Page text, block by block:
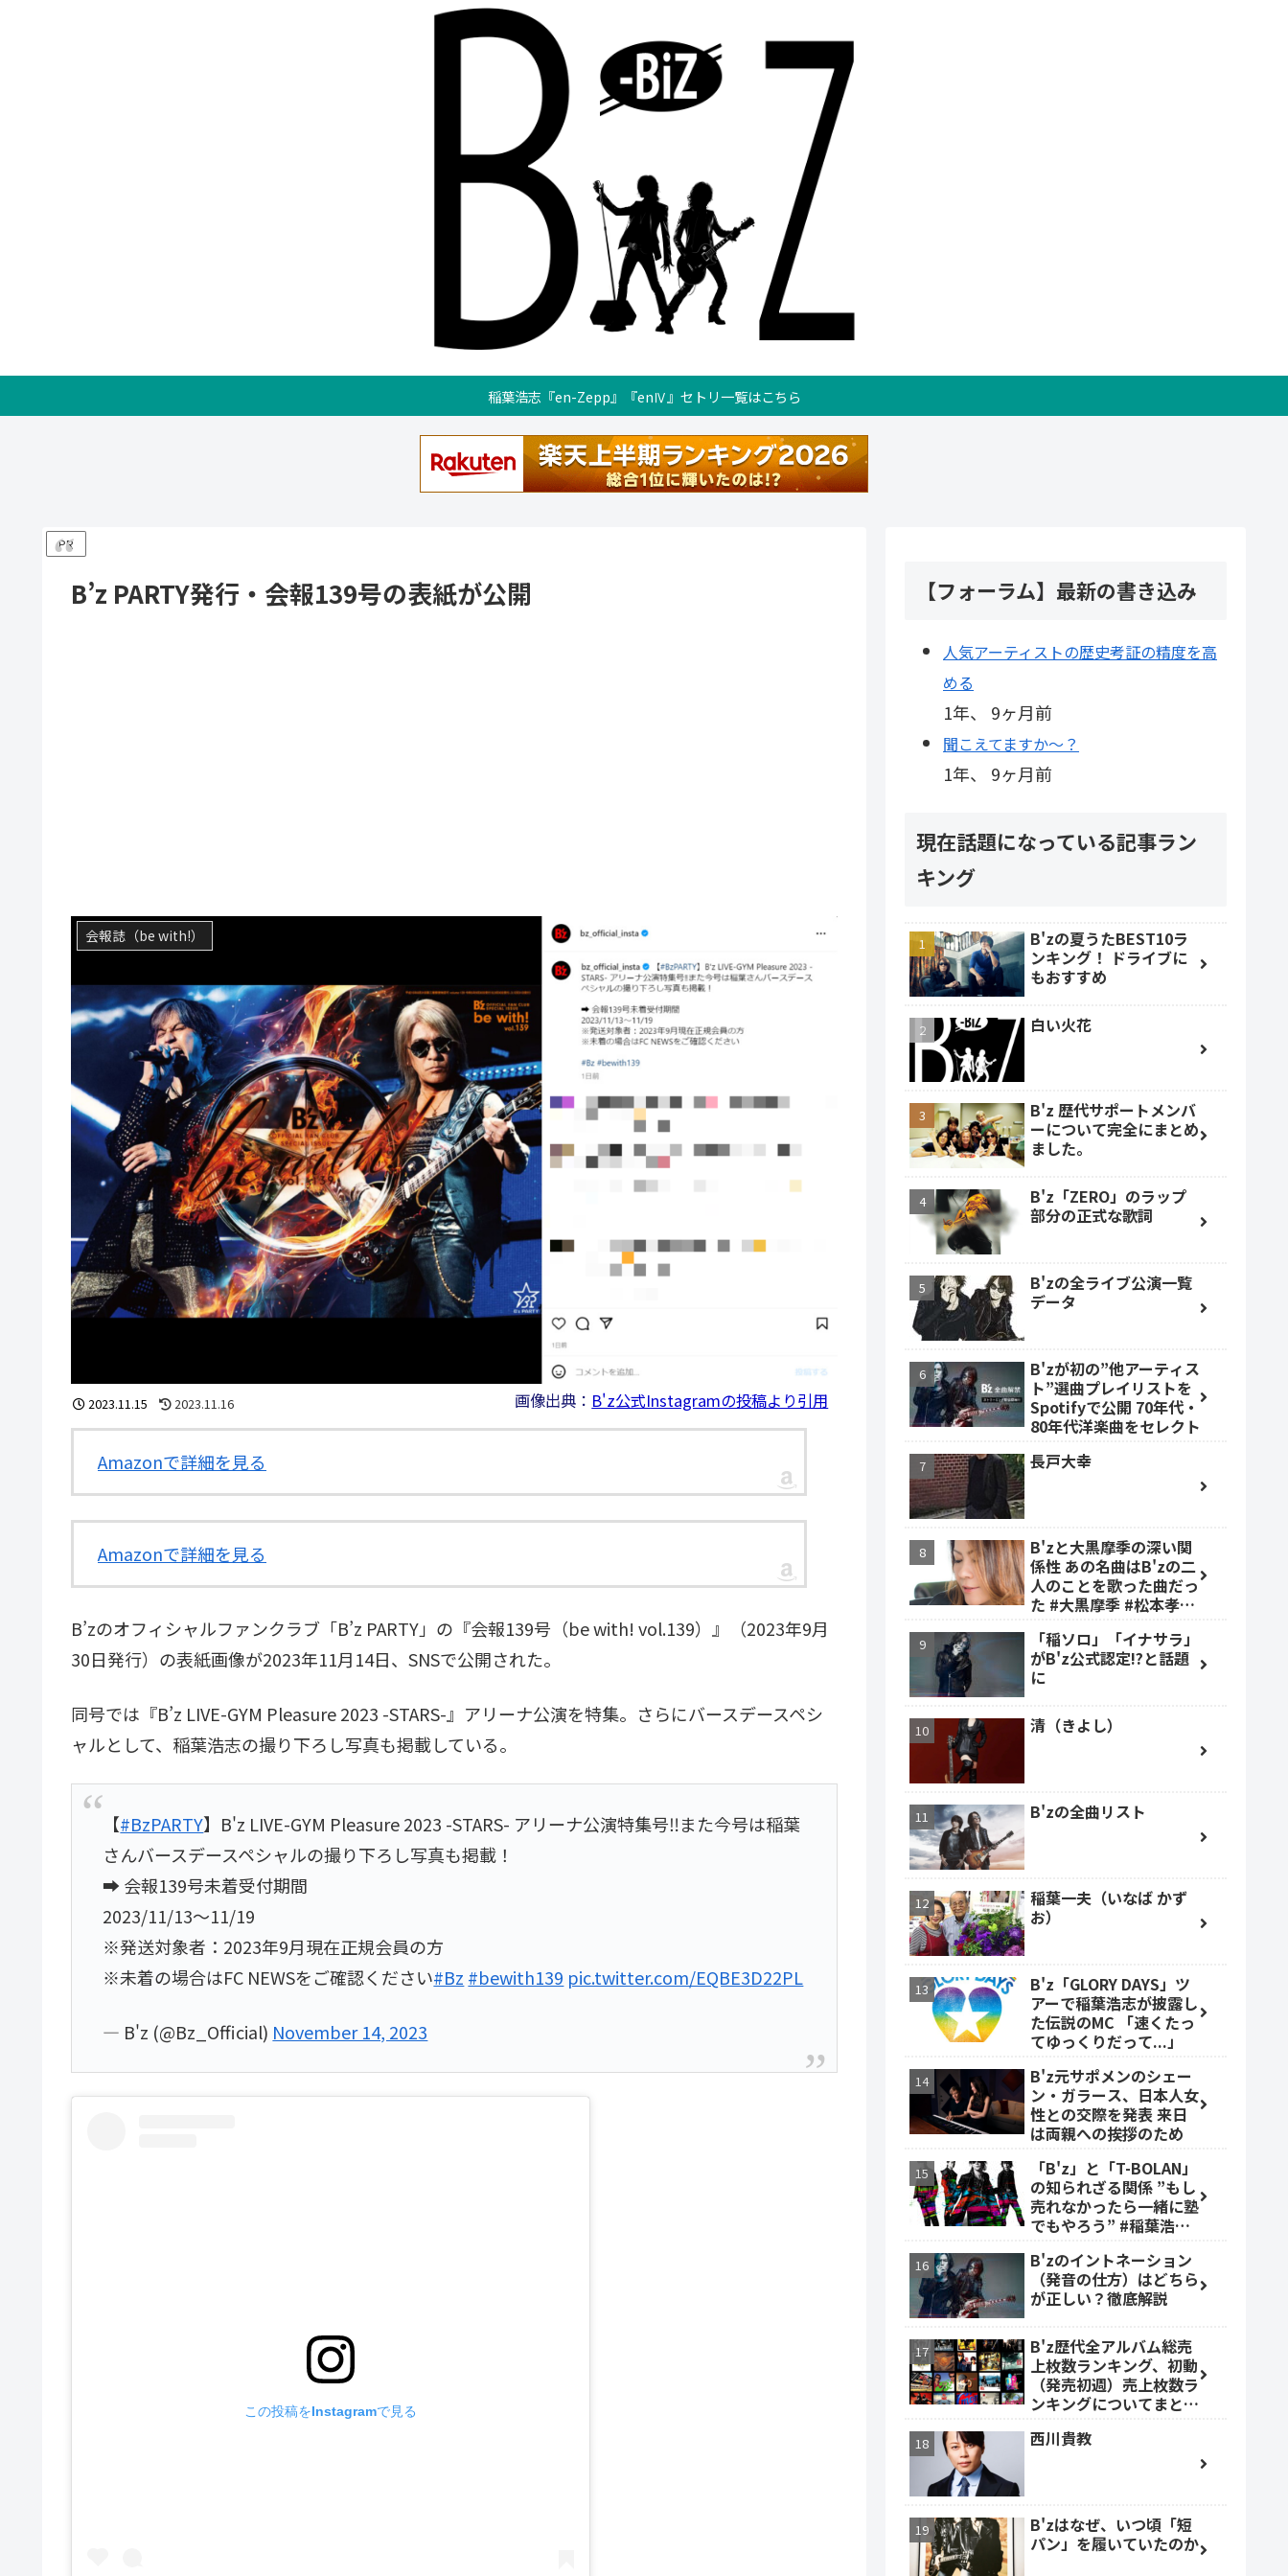
稲葉浩志『en-Zepp』『enⅣ』セトリ一覧はこちら
PR
B’z PARTY発行・会報139号の表紙が公開
会報誌（be with!）
画像出典： B'z公式Instagramの投稿より引用
2023.11.15 2023.11.16
Amazonで詳細を見る
Amazonで詳細を見る
B’zのオフィシャルファンクラブ「B’z PARTY」の『会報139号（be with! vol.139）』（2023年9月
30日発行）の表紙画像が2023年11月14日、SNSで公開された。
同号では『B’z LIVE-GYM Pleasure 2023 -STARS-』アリーナ公演を特集。さらにバースデースペシ
ャルとして、稲葉浩志の撮り下ろし写真も掲載している。
【#BzPARTY】B'z LIVE-GYM Pleasure 2023 -STARS- アリーナ公演特集号‼︎また今号は稲葉
さんバースデースペシャルの撮り下ろし写真も掲載！
➡︎ 会報139号未着受付期間
2023/11/13～11/19
※発送対象者：2023年9月現在正規会員の方
※未着の場合はFC NEWSをご確認ください#Bz #bewith139 pic.twitter.com/EQBE3D22PL
— B'z (@Bz_Official) November 14, 2023
この投稿をInstagramで見る
【フォーラム】最新の書き込み
人気アーティストの歴史考証の精度を高
める
1年、 9ヶ月前
聞こえてますか～？
1年、 9ヶ月前
現在話題になっている記事ラン
キング
B'zの夏うたBEST10ラ
ンキング！ ドライブに
もおすすめ
白い火花
B'z 歴代サポートメンバ
ーについて完全にまとめ
ました。
B'z「ZERO」のラップ
部分の正式な歌詞
B'zの全ライブ公演一覧
データ
B'zが初の”他アーティス
ト”選曲プレイリストを
Spotifyで公開 70年代・
80年代洋楽曲をセレクト
長戸大幸
B'zと大黒摩季の深い関
係性 あの名曲はB'zの二
人のことを歌った曲だっ
た #大黒摩季 #松本孝弘
「稲ソロ」「イナサラ」
がB'z公式認定!?と話題
に
清（きよし）
B'zの全曲リスト
稲葉一夫（いなば かず
お）
B'z「GLORY DAYS」ツ
アーで稲葉浩志が披露し
た伝説のMC 「速くたっ
てゆっくりだって...」
B'z元サポメンのシェー
ン・ガラース、日本人女
性との交際を発表 来日
は両親への挨拶のため
「B'z」と「T-BOLAN」
の知られざる関係 ”もし
売れなかったら一緒に塾
でもやろう” #稲葉浩志
B'zのイントネーション
（発音の仕方）はどちら
が正しい？徹底解説
B'z歴代全アルバム総売
上枚数ランキング、初動
（発売初週）売上枚数ラ
ンキングについてまとめ
西川貴教
B'zはなぜ、いつ頃「短
パン」を履いていたのか